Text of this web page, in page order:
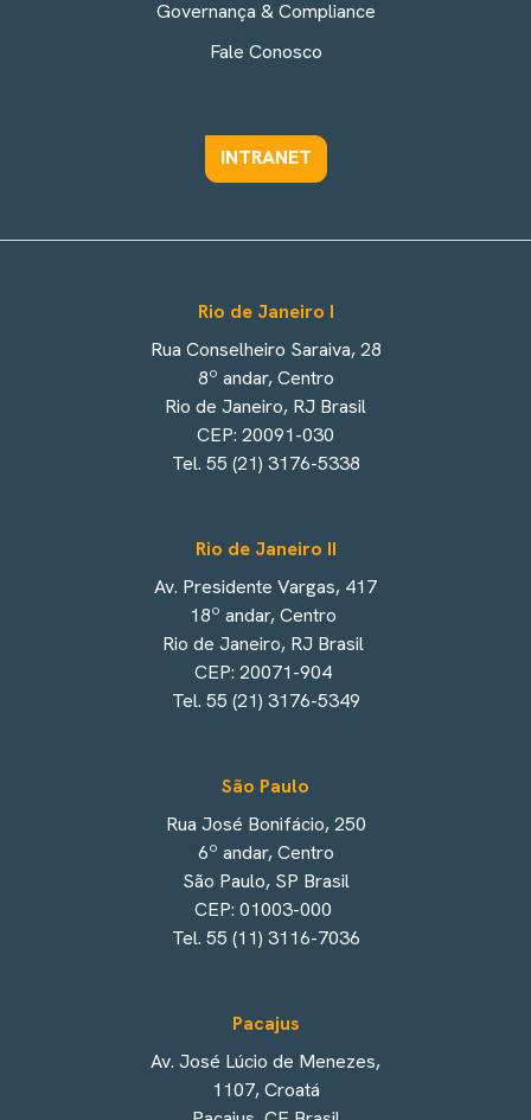
Governança & Compliance
Fale Conosco
INTRANET
Rio de Janeiro I
Rua Conselheiro Saraiva, 28
8º andar, Centro
Rio de Janeiro, RJ Brasil
CEP: 20091-030
Tel. 55 (21) 3176-5338
Rio de Janeiro II
Av. Presidente Vargas, 417
18º andar, Centro
Rio de Janeiro, RJ Brasil
CEP: 20071-904
Tel. 55 (21) 3176-5349
São Paulo
Rua José Bonifácio, 250
6º andar, Centro
São Paulo, SP Brasil
CEP: 01003-000
Tel. 55 (11) 3116-7036
Pacajus
Av. José Lúcio de Menezes,
1107, Croatá